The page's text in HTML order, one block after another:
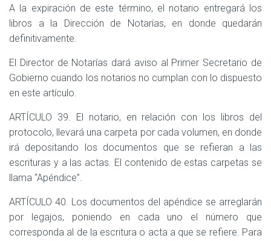
A la expiración de este término, el notario entregará los
libros a la Dirección de Notarías, en donde quedarán
definitivamente.
El Director de Notarías dará aviso al Primer Secretario de
Gobierno cuando los notarios no cumplan con lo dispuesto
en este artículo.
ARTÍCULO 39. El notario, en relación con los libros del
protocolo, llevará una carpeta por cada volumen, en donde
irá depositando los documentos que se refieran a las
escrituras y a las actas. El contenido de estas carpetas se
llama “Apéndice”.
ARTÍCULO 40. Los documentos del apéndice se arreglarán
por legajos, poniendo en cada uno el número que
corresponda al de la escritura o acta a que se refiere. Para